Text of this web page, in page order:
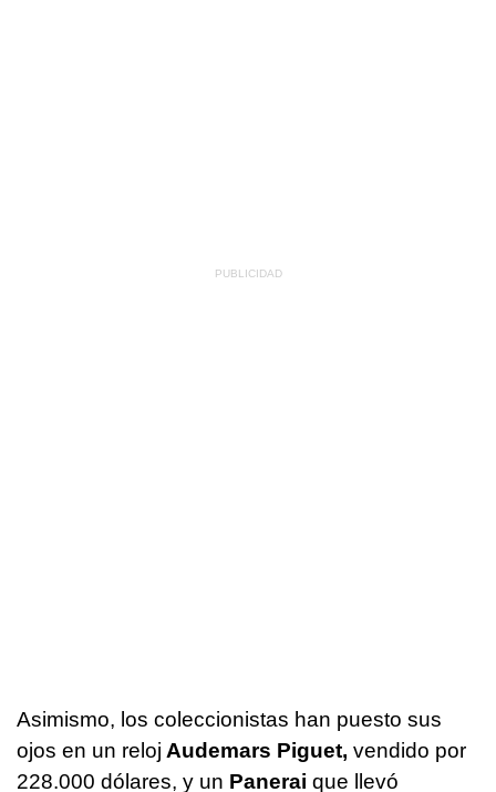
Asimismo, los coleccionistas han puesto sus
ojos en un reloj Audemars Piguet, vendido por
228.000 dólares, y un Panerai que llevó